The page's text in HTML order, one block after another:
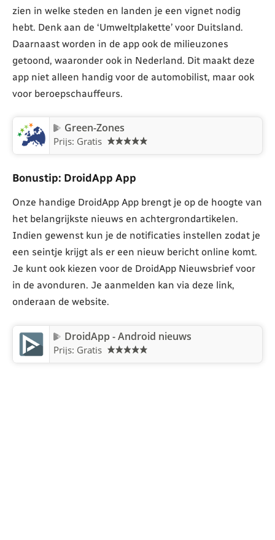
zien in welke steden en landen je een vignet nodig
hebt. Denk aan de ‘Umweltplakette’ voor Duitsland.
Daarnaast worden in de app ook de milieuzones
getoond, waaronder ook in Nederland. Dit maakt deze
app niet alleen handig voor de automobilist, maar ook
voor beroepschauffeurs.
Green-Zones
Prijs: Gratis
Bonustip: DroidApp App
Onze handige DroidApp App brengt je op de hoogte van
het belangrijkste nieuws en achtergrondartikelen.
Indien gewenst kun je de notificaties instellen zodat je
een seintje krijgt als er een nieuw bericht online komt.
Je kunt ook kiezen voor de DroidApp Nieuwsbrief voor
in de avonduren. Je aanmelden kan via deze link,
onderaan de website.
DroidApp - Android nieuws
Prijs: Gratis